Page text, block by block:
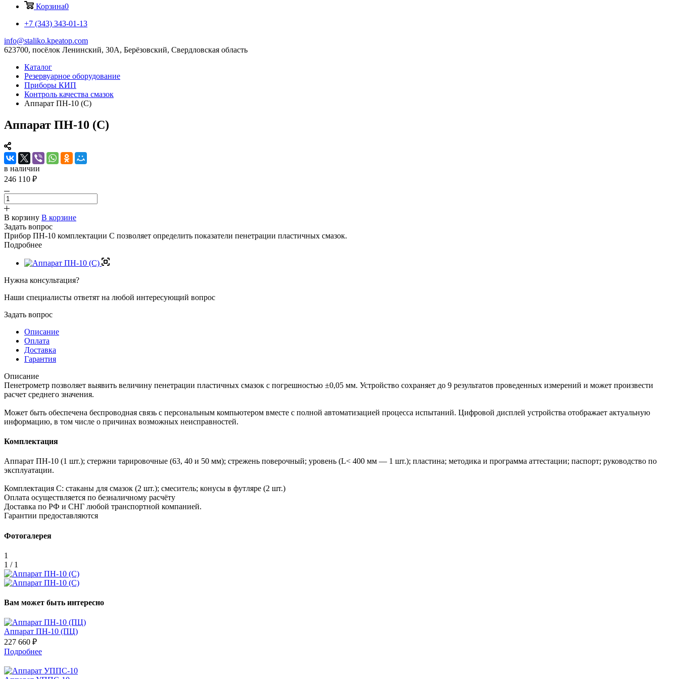
Корзина0
+7 (343) 343-01-13
info@staliko.kpeatop.com
623700, посёлок Ленинский, 30А, Берёзовский, Свердловская область
Каталог
Резервуарное оборудование
Приборы КИП
Контроль качества смазок
Аппарат ПН-10 (С)
Аппарат ПН-10 (С)
в наличии
246 110 ₽
В корзину В корзине
Задать вопрос
Прибор ПН-10 комплектации C позволяет определить показатели пенетрации пластичных смазок.
Подробнее
Нужна консультация?
Наши специалисты ответят на любой интересующий вопрос
Задать вопрос
Описание
Оплата
Доставка
Гарантия
Описание
Пенетрометр позволяет выявить величину пенетрации пластичных смазок с погрешностью ±0,05 мм. Устройство сохраняет до 9 результатов проведенных измерений и может произвести
расчет среднего значения.
Может быть обеспечена беспроводная связь с персональным компьютером вместе с полной автоматизацией процесса испытаний. Цифровой дисплей устройства отображает актуальную
информацию, в том числе о причинах возможных неисправностей.
Комплектация
Аппарат ПН-10 (1 шт.); стержни тарировочные (63, 40 и 50 мм); стрежень поверочный; уровень (L< 400 мм — 1 шт.); пластина; методика и программа аттестации; паспорт; руководство по
эксплуатации.
Комплектация С: стаканы для смазок (2 шт.); смеситель; конусы в футляре (2 шт.)
Оплата осуществляется по безналичному расчёту
Доставка по РФ и СНГ любой транспортной компанией.
Гарантии предоставляются
Фотогалерея
1
1 / 1
Вам может быть интересно
Аппарат ПН-10 (ПЦ)
227 660 ₽
Подробнее